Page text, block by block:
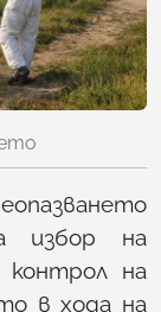
избор на
контрол на
в хода на